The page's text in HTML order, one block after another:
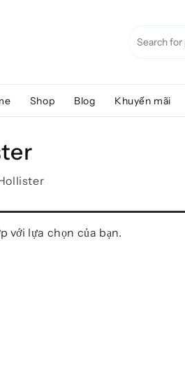
Shop Blog Khuyến mãi
với lựa chọn của bạn.